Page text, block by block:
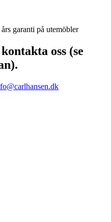
garanti på utemöbler
oss (se